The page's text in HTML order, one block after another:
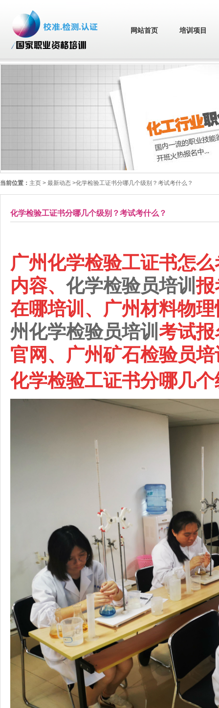
网站首页 培训项目
当前位置： 主页 > 最新动态 >化学检验工证书分哪几个级别？考试考什么？
化学检验工证书分哪几个级别？考试考什么？
广州化学检验工证书怎
内容、 化学检验员培训报
在哪培训、 广州材料物
州化学检验员培训 考试
官网、 广州矿石检验员
化学检验工证书分哪几